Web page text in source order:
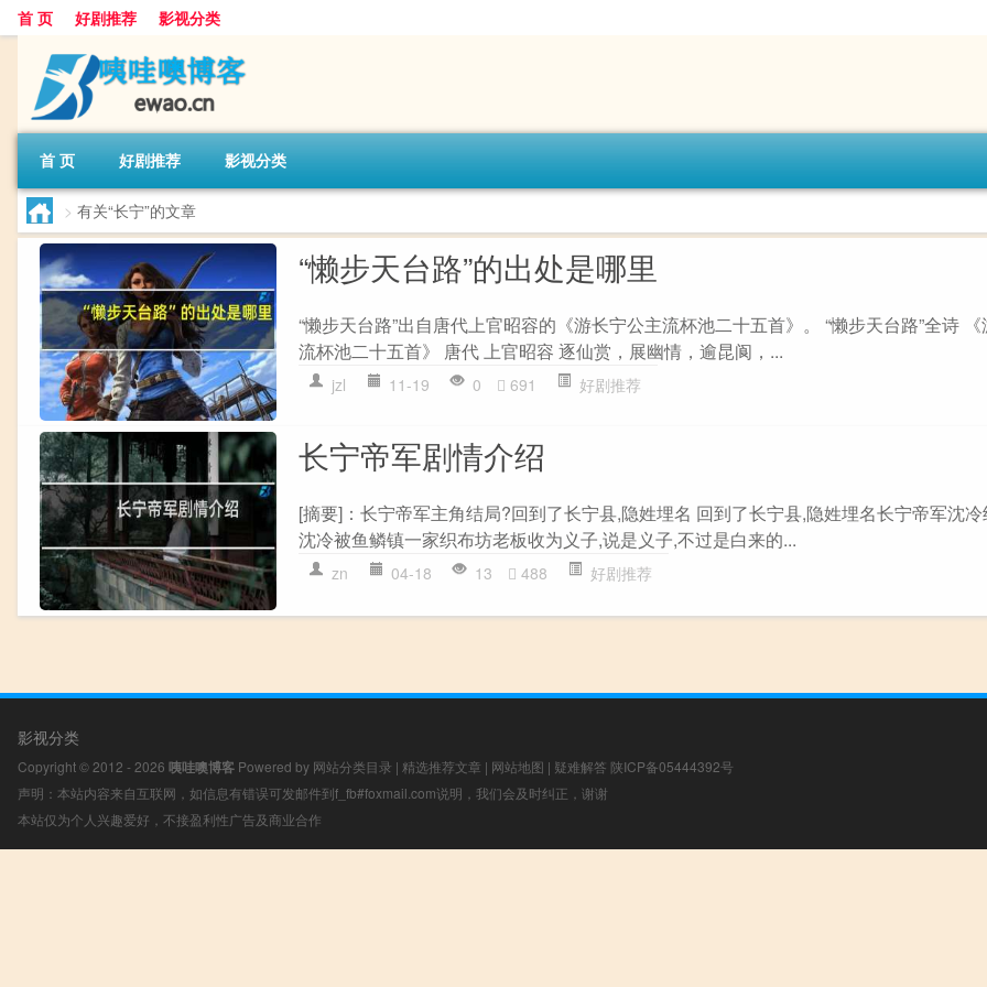
首 页 好剧推荐 影视分类
首 页 好剧推荐 影视分类
> 有关“长宁”的文章
“懒步天台路”的出处是哪里
“懒步天台路”出自唐代上官昭容的《游长宁公主流杯池二十五首》。 “懒步天台路”全诗
流杯池二十五首》 唐代 上官昭容 逐仙赏，展幽情，逾昆阆，...
jzl 11-19 0 691 好剧推荐
长宁帝军剧情介绍
[摘要]：长宁帝军主角结局?回到了长宁县,隐姓埋名 回到了长宁县,隐姓埋名长宁帝军沈
沈冷被鱼鳞镇一家织布坊老板收为义子,说是义子,不过是白来的...
zn 04-18 13 488 好剧推荐
影视分类
Copyright © 2012 - 2026 咦哇噢博客 Powered by 网站分类目录 | 精选推荐文章 | 网站地图 | 疑难解答 陕ICP备05444392号
声明：本站内容来自互联网，如信息有错误可发邮件到f_fb#foxmail.com说明，我们会及时纠正，谢谢
本站仅为个人兴趣爱好，不接盈利性广告及商业合作